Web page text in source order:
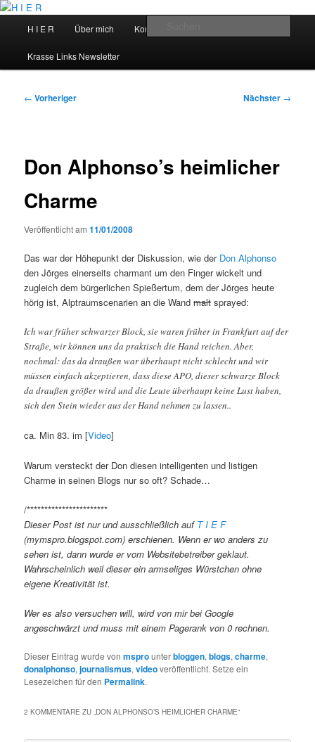
Zum
springenH I E R
H I E R Über mich Kontakt
Krasse Links Newsletter
Beitragsnavigation
← Vorheriger Nächster →
Don Alphonso’s heimlicher
Charme
Veröffentlicht am11/01/2008
Das war der Höhepunkt der Diskussion, wie der Don Alphonso
den Jörges einerseits charmant um den Finger wickelt und
zugleich dem bürgerlichen Spießertum, dem der Jörges heute
hörig ist, Alptraumscenarien an die Wandmalt sprayed:
Ich war früher schwarzer Block, sie waren früher in Frankfurt auf der
Straße, wir können uns da praktisch die Hand reichen. Aber,
nochmal: das da draußen war überhaupt nicht schlecht und wir
müssen einfach akzeptieren, dass diese APO, dieser schwarze Block
da draußen größer wird und die Leute überhaupt keine Lust haben,
sich den Stein wieder aus der Hand nehmen zu lassen..
ca. Min 83. im [Video]
Warum versteckt der Don diesen intelligenten und listigen
Charme in seinen Blogs nur so oft? Schade…
/***********************
Dieser Post ist nur und ausschließlich auf T I E F
(mymspro.blogspot.com) erschienen. Wenn er wo anders zu
sehen ist, dann wurde er vom Websitebetreiber geklaut.
Wahrscheinlich weil dieser ein armseliges Würstchen ohne
eigene Kreativität ist.
Wer es also versuchen will, wird von mir bei Google
angeschwärzt und muss mit einem Pagerank von 0 rechnen.
Dieser Eintrag wurde vonmsprounterbloggen,blogs,charme,
donalphonso,journalismus,videoveröffentlicht. Setze ein
Lesezeichen für den Permalink.
2 KOMMENTARE ZU „DON ALPHONSO’S HEIMLICHER CHARME“